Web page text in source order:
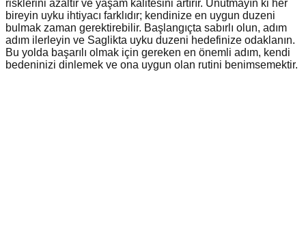
risklerini azaltır ve yaşam kalitesini artırır. Unutmayın ki her
bireyin uyku ihtiyacı farklıdır; kendinize en uygun duzeni
bulmak zaman gerektirebilir. Başlangıçta sabırlı olun, adım
adım ilerleyin ve Saglikta uyku duzeni hedefinize odaklanın.
Bu yolda başarılı olmak için gereken en önemli adım, kendi
bedeninizi dinlemek ve ona uygun olan rutini benimsemektir.